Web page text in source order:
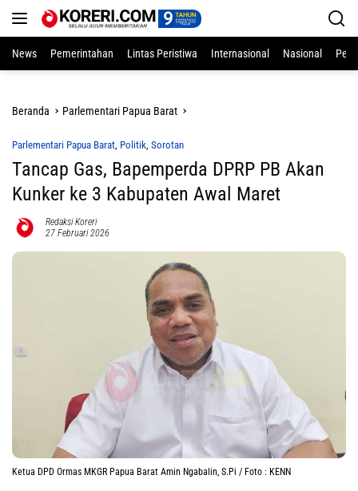
News
Pemerintahan Lintas Peristiwa Internasional Nasional
Beranda Parlementari Papua Barat
Parlementari Papua Barat, Politik, Sorotan
Tancap Gas, Bapemperda DPRP PB Akan
Kunker ke 3 Kabupaten Awal Maret
Redaksi Koreri
27 Februari 2026
Ketua DPD Ormas MKGR Papua Barat Amin Ngabalin, S.Pi / Foto : KENN